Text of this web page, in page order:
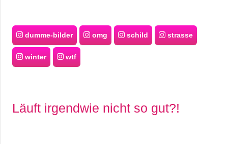
dumme-bilder omg schild strasse
winter wtf
Läuft irgendwie nicht so gut?!